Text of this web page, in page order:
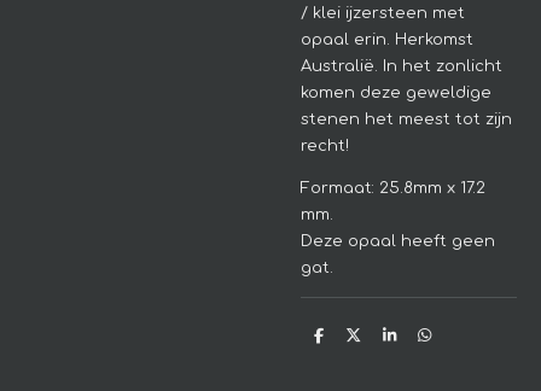
/ klei ijzersteen met
opaal erin. Herkomst
Australië. In het zonlicht
komen deze geweldige
stenen het meest tot zijn
recht!
Formaat: 25.8mm x 17.2
mm.
Deze opaal heeft geen
gat.
D
D
S
D